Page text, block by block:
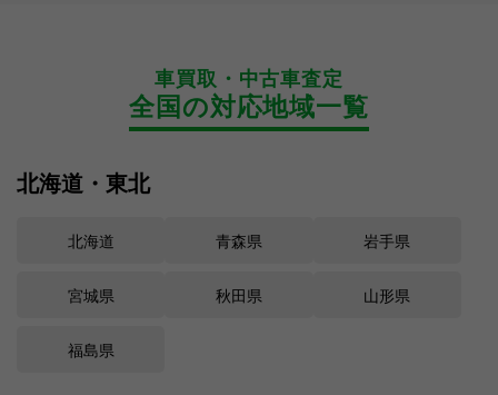
車買取・中古車査定
全国の対応地域一覧
北海道・東北
北海道 青森県 岩手県
宮城県 秋田県 山形県
福島県